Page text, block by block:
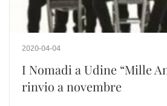
2020-04-04
I Nomadi a Udine “Mille
rinvio a novembre